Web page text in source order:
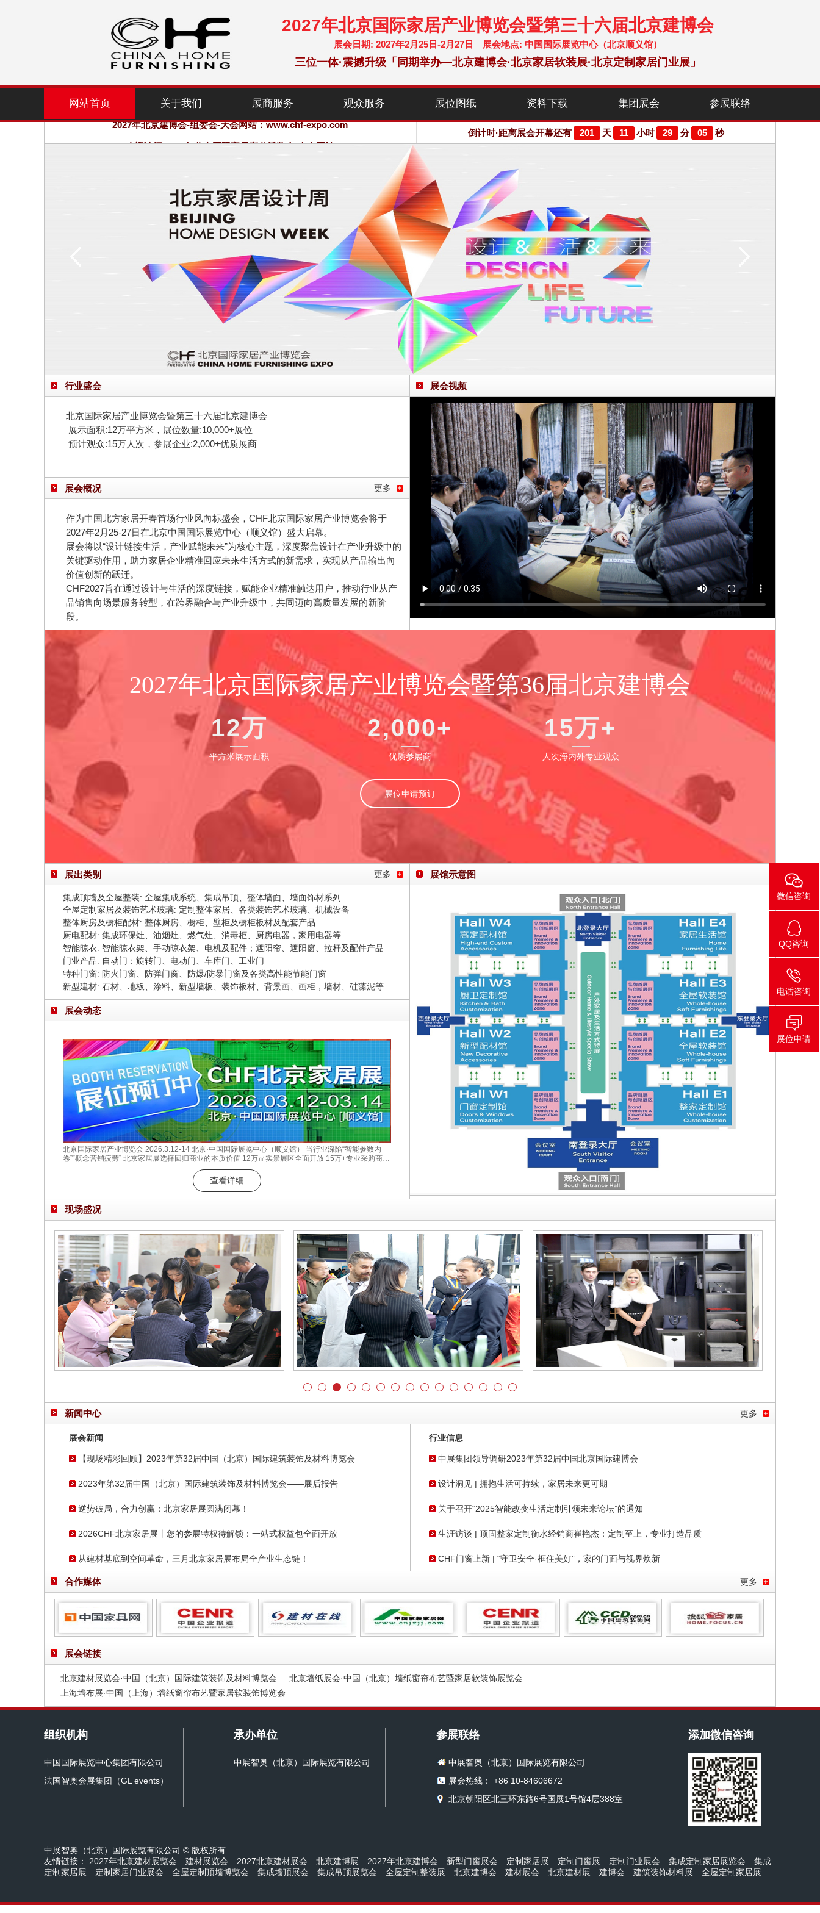
2027年北京国际家居产业博览会暨第三十六届北京建博会
展会日期: 2027年2月25日-2月27日 展会地点: 中国国际展览中心（北京顺义馆）
三位一体·震撼升级「同期举办—北京建博会·北京家居软装展·北京定制家居门业展」
网站首页 关于我们 展商服务 观众服务 展位图纸 资料下载 集团展会 参展联络
2027年北京建博会-组委会-大会网站：www.chf-expo.com
欢迎访问·2027年北京国际家居产业博览会·大会网站 倒计时·距离展会开幕还有 201 天 11 小时 29 分 04 秒
行业盛会
北京国际家居产业博览会暨第三十六届北京建博会
展示面积:12万平方米，展位数量:10,000+展位
预计观众:15万人次，参展企业:2,000+优质展商
展会概况 更多
作为中国北方家居开春首场行业风向标盛会，CHF北京国际家居产业博览会将于
2027年2月25-27日在北京中国国际展览中心（顺义馆）盛大启幕。
展会将以“设计链接生活，产业赋能未来”为核心主题，深度聚焦设计在产业升级中的
关键驱动作用，助力家居企业精准回应未来生活方式的新需求，实现从产品输出向
价值创新的跃迁。
CHF2027旨在通过设计与生活的深度链接，赋能企业精准触达用户，推动行业从产
品销售向场景服务转型，在跨界融合与产业升级中，共同迈向高质量发展的新阶
段。
展会视频
2027年北京国际家居产业博览会暨第36届北京建博会
12万
平方米展示面积
2,000+
优质参展商
15万+
人次海内外专业观众
展位申请预订
展出类别 更多
集成顶墙及全屋整装: 全屋集成系统、集成吊顶、整体墙面、墙面饰材系列
全屋定制家居及装饰艺术玻璃: 定制整体家居、各类装饰艺术玻璃、机械设备
整体厨房及橱柜配材: 整体厨房、橱柜、壁柜及橱柜板材及配套产品
厨电配材: 集成环保灶、油烟灶、燃气灶、消毒柜、厨房电器，家用电器等
智能晾衣: 智能晾衣架、手动晾衣架、电机及配件；遮阳帘、遮阳窗、拉杆及配件产品
门业产品: 自动门： 旋转门、 电动门、 车库门、工业门
特种门窗: 防火门窗、防弹门窗、防爆/防暴门窗及各类高性能节能门窗
新型建材: 石材、地板、涂料、新型墙板、装饰板材、背景画、画柜，墙材、硅藻泥等
展会动态
北京国际家居产业博览会 2026.3.12-14 北京·中国国际展览中心（顺义馆） 当行业深陷“智能参数内
卷”“概念营销疲劳” 北京家居展选择回归商业的本质价值 12万㎡实景展区全面开放 15万+专业采购商现
场对接 数十场商贸对接会精准匹配 在这个数据至上的时代 我们始终坚信 真正的商业价值 始于需求与
供给的真诚对话 成于产品与场景的深度共鸣 北京家居展 释放商业势能的最佳入口 让每一寸展位成为
查看详细
展馆示意图
现场盛况
新闻中心 更多
展会新闻
【现场精彩回顾】2023年第32届中国（北京）国际建筑装饰及材料博览会
2023年第32届中国（北京）国际建筑装饰及材料博览会——展后报告
逆势破局，合力创赢：北京家居展圆满闭幕！
2026CHF北京家居展丨您的参展特权待解锁：一站式权益包全面开放
从建材基底到空间革命，三月北京家居展布局全产业生态链！
行业信息
中展集团领导调研2023年第32届中国北京国际建博会
设计洞见 | 拥抱生活可持续，家居未来更可期
关于召开“2025智能改变生活定制引领未来论坛”的通知
生涯访谈 | 顶固整家定制衡水经销商崔艳杰：定制至上，专业打造品质
CHF门窗上新 | “守卫安全·框住美好”，家的门面与视界焕新
合作媒体 更多
展会链接
北京建材展览会·中国（北京）国际建筑装饰及材料博览会
北京墙纸展会·中国（北京）墙纸窗帘布艺暨家居软装饰展览会
上海墙布展·中国（上海）墙纸窗帘布艺暨家居软装饰博览会
组织机构
中国国际展览中心集团有限公司
法国智奥会展集团（GL events）
承办单位
中展智奥（北京）国际展览有限公司
参展联络
中展智奥（北京）国际展览有限公司
展会热线： +86 10-84606672
北京朝阳区北三环东路6号国展1号馆4层388室
添加微信咨询
中展智奥（北京）国际展览有限公司 © 版权所有
友情链接： 2027年北京建材展览会 建材展览会 2027北京建材展会 北京建博展 2027年北京建博会 新型门窗展会 定制家居展 定制门窗展 定制门业展会 集成定制家居展览会
集成
定制家居展
定制家居门业展会 全屋定制顶墙博览会 集成墙顶展会 集成吊顶展览会 全屋定制整装展 北京建博会 建材展会 北京建材展 建博会 建筑装饰材料展 全屋定制家居展
微信咨询
QQ咨询
电话咨询
展位申请